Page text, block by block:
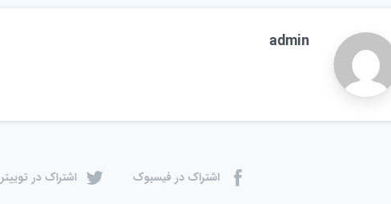
admin
اشتراک در فیسبوک اشتراک در توییتر